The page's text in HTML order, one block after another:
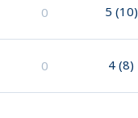
0 5 (10)
0 4 (8)